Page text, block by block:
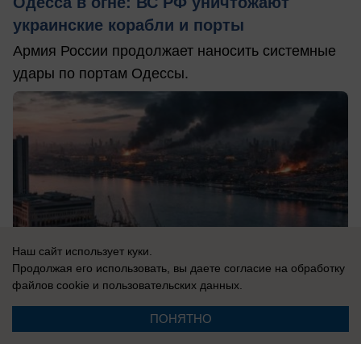
украинские корабли и порты
Армия России продолжает наносить системные
удары по портам Одессы.
Наш сайт использует куки.
Продолжая его использовать, вы даете согласие на обработку
файлов cookie и пользовательских данных.
ПОНЯТНО